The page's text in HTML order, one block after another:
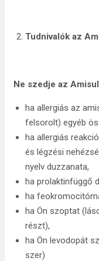
Tudnivalók az
Ne szedje az
ha allergiás az
felsorolt) egyéb
ha allergiás
és légzési
nyelv duzzanata,
ha prolaktinfüggő
ha
ha Ön szoptat
részt),
ha Ön levodopát
szer)